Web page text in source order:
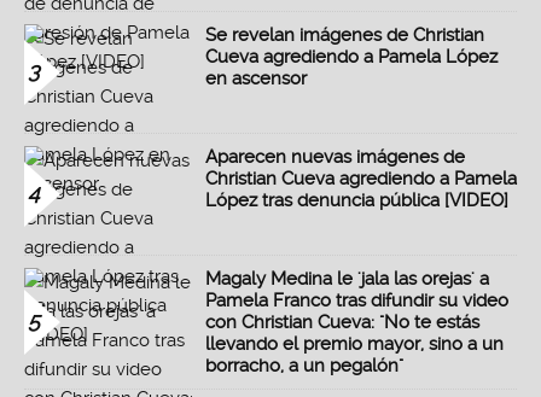
3
Se revelan imágenes de Christian
Cueva agrediendo a Pamela López
en ascensor
4
Aparecen nuevas imágenes de
Christian Cueva agrediendo a Pamela
López tras denuncia pública [VIDEO]
5
Magaly Medina le 'jala las orejas' a
Pamela Franco tras difundir su video
con Christian Cueva: "No te estás
llevando el premio mayor, sino a un
borracho, a un pegalón"